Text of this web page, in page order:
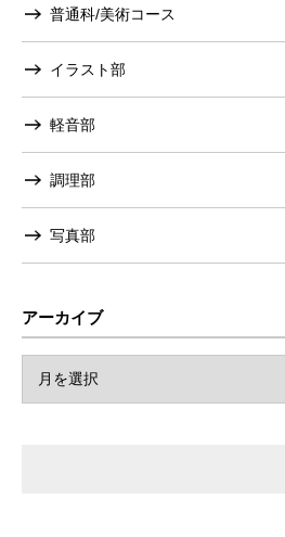
普通科/美術コース
イラスト部
軽音部
調理部
写真部
アーカイブ